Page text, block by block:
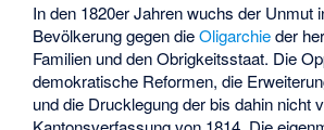
In den 1820er Jahren wuchs der Unmut
Bevölkerung gegen dieOligarchieder
Familien und den Obrigkeitsstaat. Die
demokratische Reformen, die
und die Drucklegung der bis dahin nicht